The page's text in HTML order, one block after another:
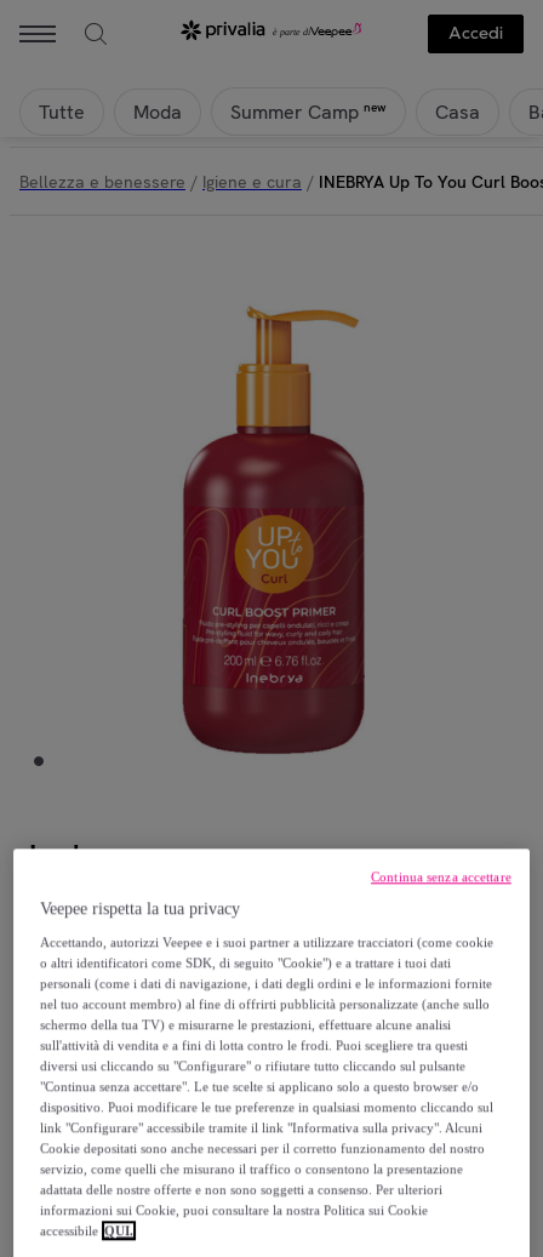
Accedi
Tutte Moda Summer Camp new Casa
Bellezza e benessere / Igiene e cura / INEBRYA Up To You Curl
Inebrya
INEBRYA Up To You Curl Boost Primer
200ml
Modello: INEBRYA Up To You Curl Boost
Primer 200ml
11,60 €
27,80 €
-58%
Venduto daPENELOPE S.R.L.
Veepee rispetta la tua privacy
Accettando, autorizzi Veepee e i suoi partner a utilizzare tracciatori (come cookie
o altri identificatori come SDK, di seguito "Cookie") e a trattare i tuoi dati
personali (come i dati di navigazione, i dati degli ordini e le informazioni fornite
nel tuo account membro) al fine di offrirti pubblicità personalizzate (anche sullo
schermo della tua TV) e misurarne le prestazioni, effettuare alcune analisi
sull'attività di vendita e a fini di lotta contro le frodi. Puoi scegliere tra questi
diversi usi cliccando su "Configurare" o rifiutare tutto cliccando sul pulsante
"Continua senza accettare". Le tue scelte si applicano solo a questo browser e/o
dispositivo. Puoi modificare le tue preferenze in qualsiasi momento cliccando sul
link "Configurare" accessibile tramite il link "Informativa sulla privacy". Alcuni
Cookie depositati sono anche necessari per il corretto funzionamento del nostro
servizio, come quelli che misurano il traffico o consentono la presentazione
adattata delle nostre offerte e non sono soggetti a consenso. Per ulteriori
informazioni sui Cookie, puoi consultare la nostra Politica sui Cookie
accessibile QUI.
Continua senza accettare